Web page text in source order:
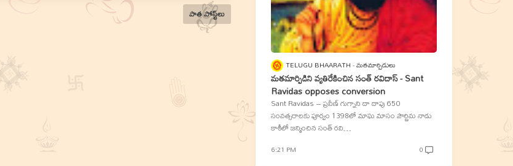
పాత పోస్ట్‌లు
TELUGU BHAARATH మతమార్పిడులు
మతమార్పిడిని వ్యతిరేకించిన సంత్‌ రవిదాస్‌ - Sant
Ravidas opposes conversion
Sant Ravidas – ప్రవీణ్‌ గుగ్నాని దా దాపు 650
సంవత్సరాలకు పూర్వం 1398లో మాఘ మాసం పౌర్ణిమ నాడు
కాశీలో జన్మించిన సంత్‌ రవి…
6:21 PM 0